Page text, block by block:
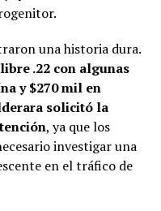
una historia dura.
.22 con algunas
y $270 mil en
solicitó la
, ya que los
investigar una
en el tráfico de